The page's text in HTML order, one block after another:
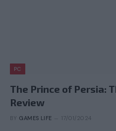
PC
The Prince of Persia:
Review
BY GAMES LIFE 17/01/2024